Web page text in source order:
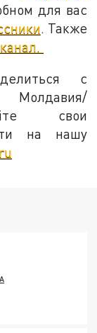
для вас
. Также
с
свои
на нашу